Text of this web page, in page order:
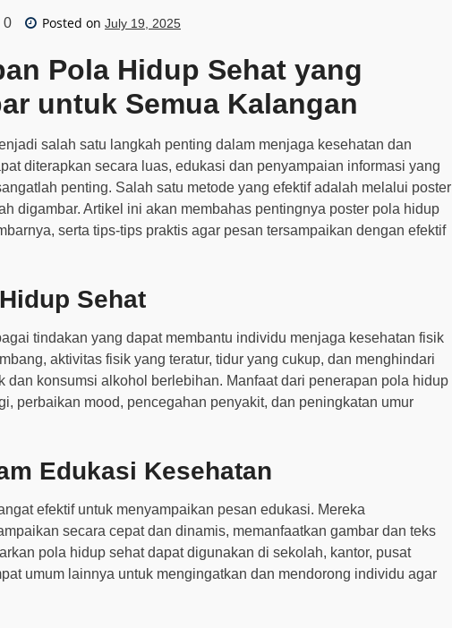
0 Posted on July 19, 2025
Pola Hidup Sehat yang
untuk Semua Kalangan
salah satu langkah penting dalam menjaga kesehatan dan
diterapkan secara luas, edukasi dan penyampaian informasi yang
penting. Salah satu metode yang efektif adalah melalui poster
digambar. Artikel ini akan membahas pentingnya poster pola hidup
serta tips-tips praktis agar pesan tersampaikan dengan efektif
Sehat
tindakan yang dapat membantu individu menjaga kesehatan fisik
aktivitas fisik yang teratur, tidur yang cukup, dan menghindari
dan konsumsi alkohol berlebihan. Manfaat dari penerapan pola hidup
perbaikan mood, pencegahan penyakit, dan peningkatan umur
Edukasi Kesehatan
efektif untuk menyampaikan pesan edukasi. Mereka
secara cepat dan dinamis, memanfaatkan gambar dan teks
pola hidup sehat dapat digunakan di sekolah, kantor, pusat
umum lainnya untuk mengingatkan dan mendorong individu agar